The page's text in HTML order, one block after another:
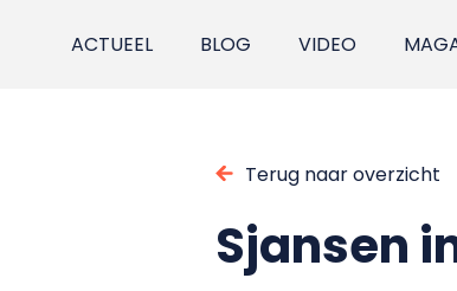
ACTUEEL BLOG VIDEO
Terug naar overzicht
Sjansen